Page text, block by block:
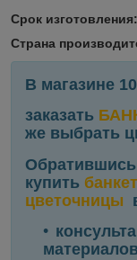
Срок изготовления:
Страна
В магазине
заказать
же выбрать
купить
цветочницы